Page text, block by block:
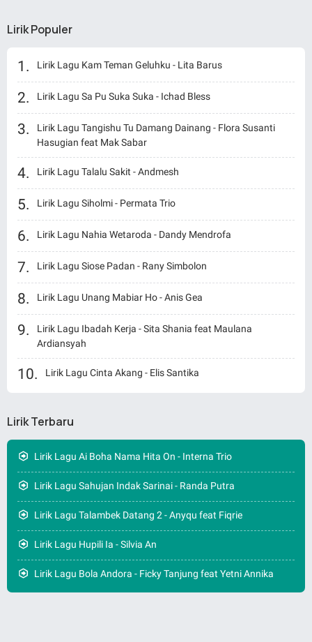
Lirik Populer
Lirik Lagu Kam Teman Geluhku - Lita Barus
Lirik Lagu Sa Pu Suka Suka - Ichad Bless
Lirik Lagu Tangishu Tu Damang Dainang - Flora Susanti
Hasugian feat Mak Sabar
Lirik Lagu Talalu Sakit - Andmesh
Lirik Lagu Siholmi - Permata Trio
Lirik Lagu Nahia Wetaroda - Dandy Mendrofa
Lirik Lagu Siose Padan - Rany Simbolon
Lirik Lagu Unang Mabiar Ho - Anis Gea
Lirik Lagu Ibadah Kerja - Sita Shania feat Maulana
Ardiansyah
Lirik Lagu Cinta Akang - Elis Santika
Lirik Terbaru
Lirik Lagu Ai Boha Nama Hita On - Interna Trio
Lirik Lagu Sahujan Indak Sarinai - Randa Putra
Lirik Lagu Talambek Datang 2 - Anyqu feat Fiqrie
Lirik Lagu Hupili Ia - Silvia An
Lirik Lagu Bola Andora - Ficky Tanjung feat Yetni Annika